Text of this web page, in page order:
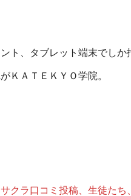
ト、タブレット端末でしか
ＫＡＴＥＫＹＯ学院。
クラ口コミ投稿、生徒たち